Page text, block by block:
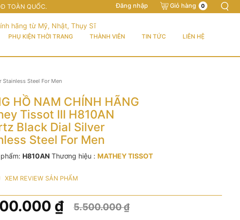
TOÀN QUỐC. Đăng nhập Giỏ hàng 0
PHỤ KIỆN THỜI TRANG THÀNH VIÊN TIN TỨC LIÊN HỆ
Stainless Steel For Men
HỒ NAM CHÍNH HÃNG
Tissot III H810AN
Black Dial Silver
Steel For Men
phẩm:H810AN Thương hiệu :MATHEY TISSOT
XEM REVIEW SẢN PHẨM
5.500.000₫
₫